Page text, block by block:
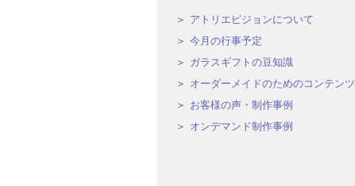
アトリエピジョンについて
今月の行事予定
ガラスギフトの豆知識
オーダーメイドのためのコンテンツ
お客様の声・制作事例
オンデマンド制作事例